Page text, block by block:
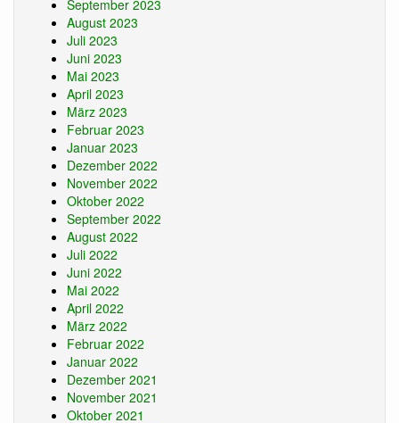
September 2023
August 2023
Juli 2023
Juni 2023
Mai 2023
April 2023
März 2023
Februar 2023
Januar 2023
Dezember 2022
November 2022
Oktober 2022
September 2022
August 2022
Juli 2022
Juni 2022
Mai 2022
April 2022
März 2022
Februar 2022
Januar 2022
Dezember 2021
November 2021
Oktober 2021